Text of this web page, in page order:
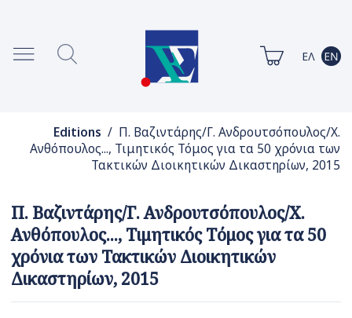
Editions / Π. Βαζιντάρης/Γ. Ανδρουτσόπουλος/Χ.
Ανθόπουλος..., Τιμητικός Τόμος για τα 50 χρόνια των
Τακτικών Διοικητικών Δικαστηρίων, 2015
Π. Βαζιντάρης/Γ. Ανδρουτσόπουλος/Χ.
Ανθόπουλος..., Τιμητικός Τόμος για τα 50
χρόνια των Τακτικών Διοικητικών
Δικαστηρίων, 2015